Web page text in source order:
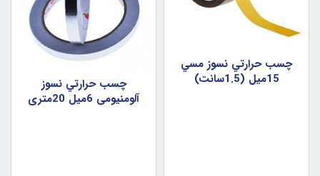
چسب حرارتي نسوز مسي
15ميل (1.5سانت)
چسب حرارتي نسوز
آلومنيومي 6ميل 20متري